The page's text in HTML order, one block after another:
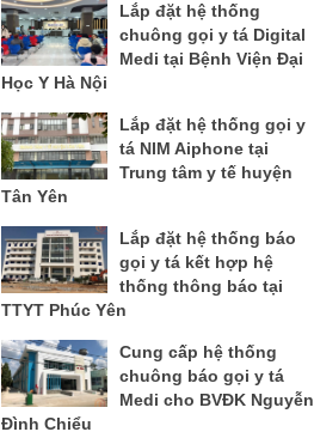
Lắp đặt hệ thống
chuông gọi y tá Digital
Medi tại Bệnh Viện Đại
Học Y Hà Nội
Lắp đặt hệ thống gọi y
tá NIM Aiphone tại
Trung tâm y tế huyện
Tân Yên
Lắp đặt hệ thống báo
gọi y tá kết hợp hệ
thống thông báo tại
TTYT Phúc Yên
Cung cấp hệ thống
chuông báo gọi y tá
Medi cho BVĐK Nguyễn
Đình Chiểu